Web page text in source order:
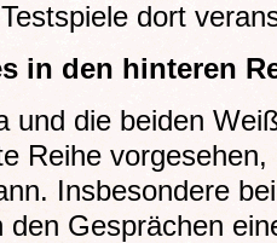
dort
in den hinteren
und die beiden
Reihe
Insbesondere
den Gesprächen